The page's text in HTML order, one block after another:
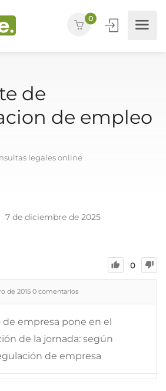
0
de
de empleo
legales online
7 de diciembre de 2025
0
de 2015 0 comentarios
empresa pone en el
de la jornada: según
de empresa